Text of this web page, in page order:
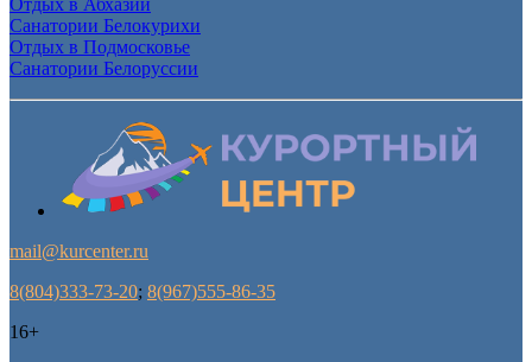
Санатории Белокурихи
Отдых в Подмосковье
Санатории Белоруссии
mail@kurcenter.ru
8(804)333-73-20; 8(967)555-86-35
16+